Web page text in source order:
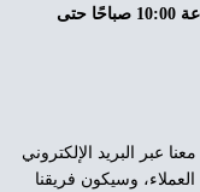
الساعة 10:00 صباحًا حتى
عبر البريد الإلكتروني
وسيكون فريقنا